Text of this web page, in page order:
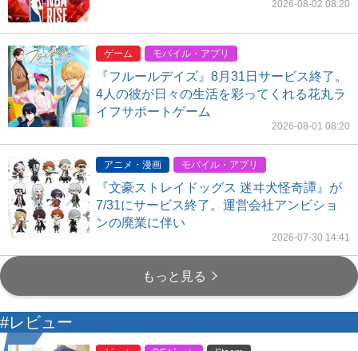
2026-08-02 08:20
ゲーム モバイル・アプリ
『フルールデイズ』8月31日サービス終了。
4人の彼が日々の生活を彩ってくれる花丸ラ
イフサポートゲーム
2026-08-01 08:20
アニメ・漫画 モバイル・アプリ
『文豪ストレイドッグス 迷ヰ犬怪奇譚』が
7/31にサービス終了。運営会社アンビショ
ンの廃業に伴い
2026-07-30 14:41
もっと見る
#レビュー